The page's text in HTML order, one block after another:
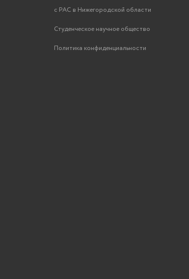
с РАС в Нижегородской области
Студенческое научное общество
Политика конфиденциальности